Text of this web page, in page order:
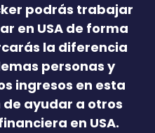
podrás trabajar
en USA de forma
la diferencia
personas y
ingresos en esta
ayudar a otros
en USA.